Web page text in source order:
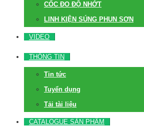
CỐC ĐO ĐỘ NHỚT
LINH KIỆN SÚNG PHUN SƠN
VIDEO
THÔNG TIN
Tin tức
Tuyển dụng
Tải tài liệu
CATALOGUE SẢN PHẨM